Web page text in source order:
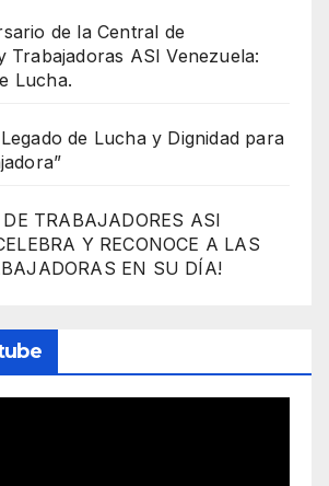
de la Central de
Trabajadoras ASI Venezuela:
Lucha.
de Lucha y Dignidad para
DE TRABAJADORES ASI
Y RECONOCE A LAS
EN SU DÍA!